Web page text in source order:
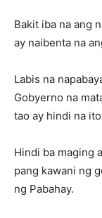
Bakit iba na ang
ay naibenta na
Labis na
Gobyerno na
tao ay hindi na
Hindi ba maging
pang kawani ng
ng Pabahay.